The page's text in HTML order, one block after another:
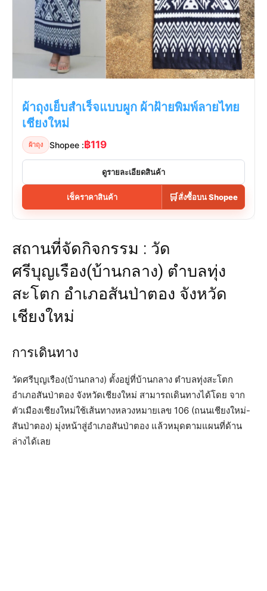
ผ้าถุงเย็บสำเร็จแบบผูก ผ้าฝ้ายพิมพ์ลายไทย
เชียงใหม่
ผ้าถุง Shopee :฿119
ดูรายละเอียดสินค้า
เช็คราคาสินค้า 🛒สั่งซื้อบน Shopee
สถานที่จัดกิจกรรม : วัด
ศรีบุญเรือง(บ้านกลาง) ตำบลทุ่ง
สะโตก อำเภอสันป่าตอง จังหวัด
เชียงใหม่
การเดินทาง
วัดศรีบุญเรือง(บ้านกลาง) ตั้งอยู่ที่บ้านกลาง ตำบลทุ่งสะโตก
อำเภอสันป่าตอง จังหวัดเชียงใหม่ สามารถเดินทางได้โดย จาก
ตัวเมืองเชียงใหม่ใช้เส้นทางหลวงหมายเลข 106 (ถนนเชียงใหม่-
สันป่าตอง) มุ่งหน้าสู่อำเภอสันป่าตอง แล้วหมุดตามแผนที่ด้าน
ล่างได้เลย